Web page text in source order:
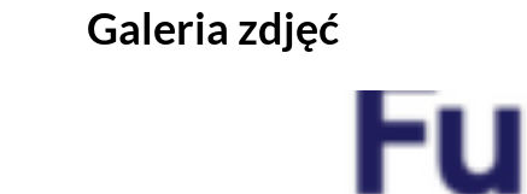
Galeria zdjęć